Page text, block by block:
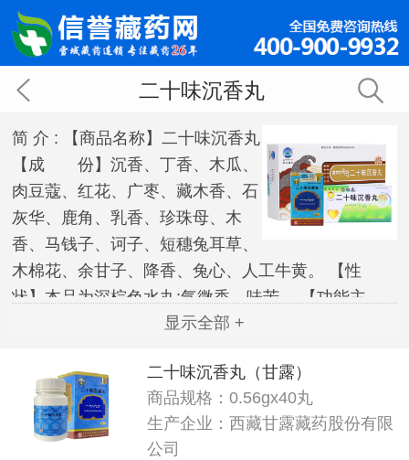
二十味沉香丸
简 介 : 【商品名称】二十味沉香丸
【成 份】沉香、丁香、木瓜、
肉豆蔻、红花、广枣、藏木香、石
灰华、鹿角、乳香、珍珠母、木
香、马钱子、诃子、短穗兔耳草、
木棉花、余甘子、降香、兔心、人工牛黄。 【性
状】本品为深棕色水丸;气微香，味苦。 【功能主
治】调和气血，安神镇静。用于偏瘫，高血压，神志
显示全部 +
二十味沉香丸（甘露）
商品规格：0.56gx40丸
生产企业：西藏甘露藏药股份有限
公司